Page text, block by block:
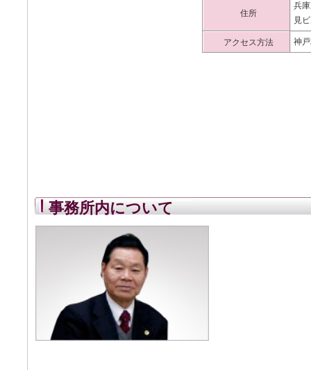
住所
兵
見
アクセス方法 神
事務所内について